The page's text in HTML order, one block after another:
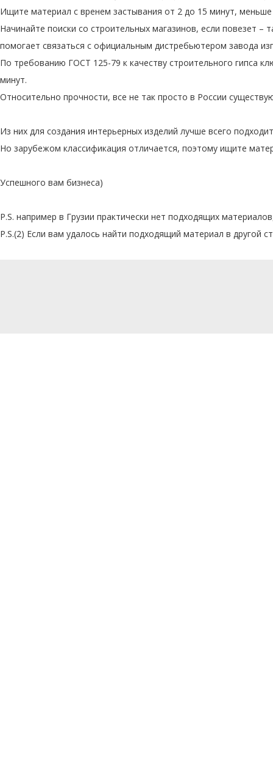
Ищите материал с вренем застывания от 2 до 15 минут,
Начинайте поиски со строительных магазинов, если повезет
помогает связаться с официальным дистребьютером завода
По требованию ГОСТ 125-79 к качеству строительного гипса
минут.
Относительно прочности, все не так просто в России
Из них для создания интерьерных изделий лучше всего
Но зарубежом классификация отличается, поэтому ищите
Успешного вам бизнеса)
P.S. например в Грузии практически нет подходящих
P.S.(2) Если вам удалось найти подходящий материал в другой